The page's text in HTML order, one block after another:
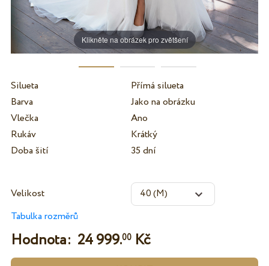
Klikněte na obrázek pro zvětšení
Silueta
Přímá silueta
Barva
Jako na obrázku
Vlečka
Ano
Rukáv
Krátký
Doba šití
35 dní
Velikost
Tabulka rozměrů
Hodnota: 24 999.00Kč